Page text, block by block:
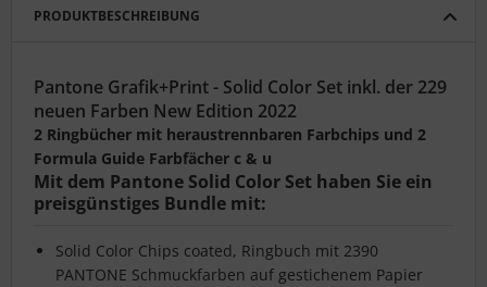
PRODUKTBESCHREIBUNG
Pantone Grafik+Print - Solid Color Set inkl. der 229
neuen Farben New Edition 2022
2 Ringbücher mit heraustrennbaren Farbchips und 2
Formula Guide Farbfächer c & u
Mit dem Pantone Solid Color Set haben Sie ein
preisgünstiges Bundle mit:
Solid Color Chips coated, Ringbuch mit 2390
PANTONE Schmuckfarben auf gestichenem Papier